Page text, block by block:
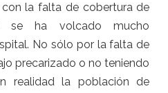
la falta de cobertura de
ha volcado mucho
No sólo por la falta de
precarizado o no teniendo
realidad la población de